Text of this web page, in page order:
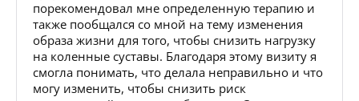
порекомендовал мне определенную терапию и
также пообщался со мной на тему изменения
образа жизни для того, чтобы снизить нагрузку
на коленные суставы. Благодаря этому визиту я
смогла понимать, что делала неправильно и что
могу изменить, чтобы снизить риск